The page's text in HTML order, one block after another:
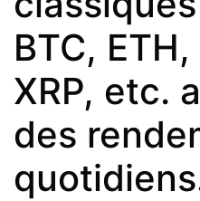
BTC, ETH,
XRP, etc.
des